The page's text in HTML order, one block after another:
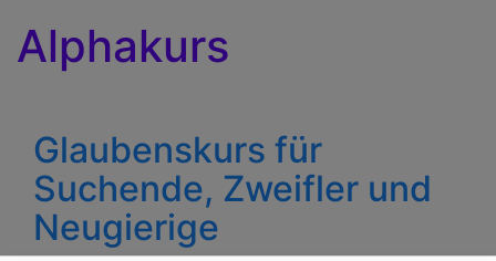
Alphakurs
Glaubenskurs für
Suchende, Zweifler und
Neugierige